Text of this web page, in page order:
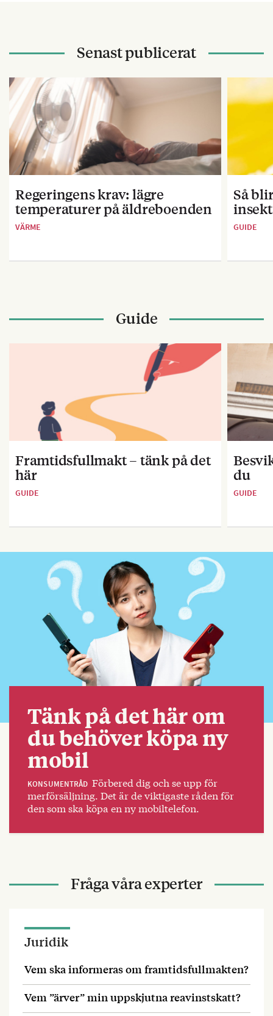
Senast publicerat
Regeringens krav: lägre
temperaturer på äldreboenden
VÄRME
Så
GUIDE
Guide
Framtidsfullmakt – tänk på det
här
GUIDE
du
GUIDE
Tänk på det här om
du behöver köpa ny
mobil
KONSUMENTRÅD Förbered dig och se upp för
merförsäljning. Det är de viktigaste råden för
den som ska köpa en ny mobiltelefon.
Fråga våra experter
Juridik
Vem ska informeras om framtidsfullmakten?
Vem ”ärver” min uppskjutna reavinstskatt?